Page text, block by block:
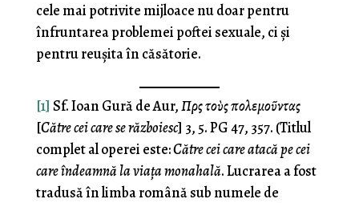
cele mai potrivite mijloace nu doar pentru
înfruntarea problemei poftei sexuale, ci și
pentru reușita în căsătorie.
[1] Sf. Ioan Gură de Aur,Πρὸς τοὺς πολεμοῦντας
[Către cei care se războiesc] 3, 5. PG 47, 357. (Titlul
complet al operei este:Către cei care atacă pe cei
care îndeamnă la viața monahală. Lucrarea a fost
tradusă în limba română sub numele de